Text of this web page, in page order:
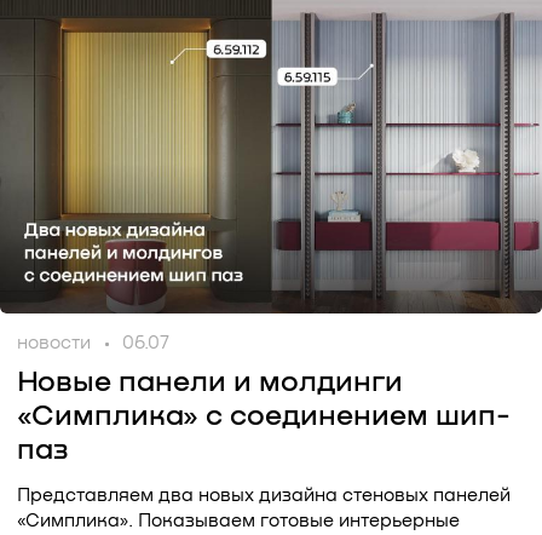
новости 06.07
Новые панели и молдинги
«Симплика» с соединением шип-
паз
Представляем два новых дизайна стеновых панелей
«Симплика». Показываем готовые интерьерные